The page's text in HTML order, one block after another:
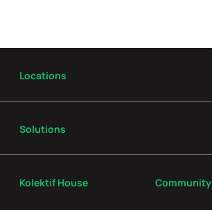
Kolektif House Community
Locations
Solutions